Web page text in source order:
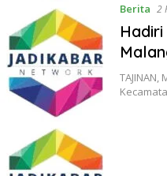
Berita 2